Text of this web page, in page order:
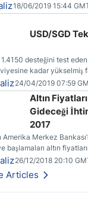
(vergi
18/06/2019 15:44
desteğini test
kadar yükselmiş
yeniden aşağı
24/04/2019 07:59
Altın Fiyatları
Gideceği
2017
Bankası’nın faizleri yükseltebileceği
başlamaları altın
26/12/2018 20:10
Articles